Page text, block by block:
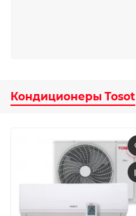
Кондиционеры Tosot